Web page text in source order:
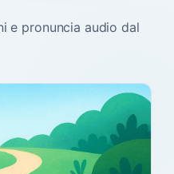
e pronuncia audio dal